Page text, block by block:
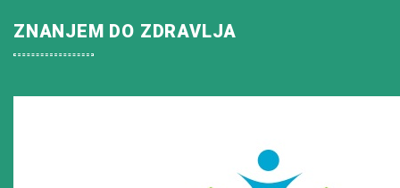
ZNANJEM DO ZDRAVLJA